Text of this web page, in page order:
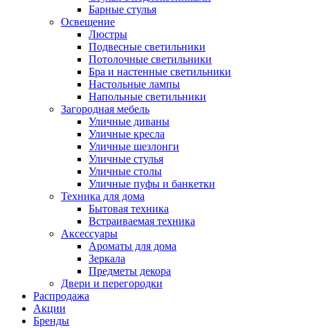
Барные стулья
Освещение
Люстры
Подвесные светильники
Потолочные светильники
Бра и настенные светильники
Настольные лампы
Напольные светильники
Загородная мебель
Уличные диваны
Уличные кресла
Уличные шезлонги
Уличные стулья
Уличные столы
Уличные пуфы и банкетки
Техника для дома
Бытовая техника
Встраиваемая техника
Аксессуары
Ароматы для дома
Зеркала
Предметы декора
Двери и перегородки
Распродажа
Акции
Бренды